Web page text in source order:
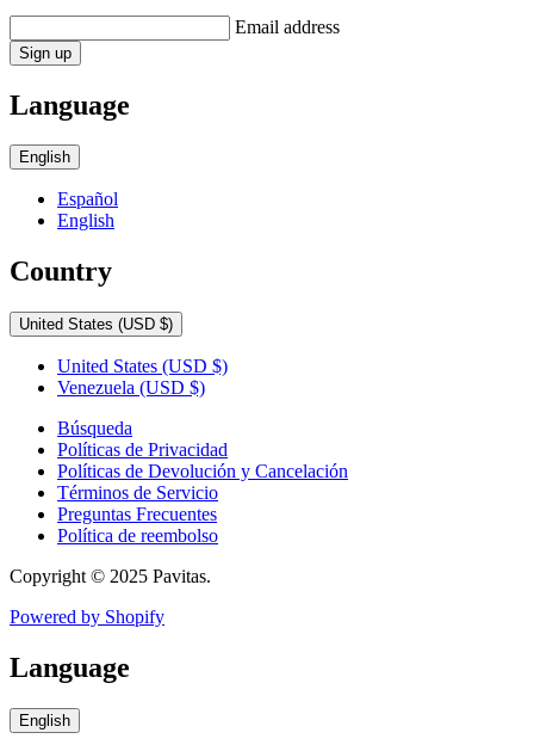
Email address
Sign up
Language
English
Español
English
Country
United States (USD $)
United States (USD $)
Venezuela (USD $)
Búsqueda
Políticas de Privacidad
Políticas de Devolución y Cancelación
Términos de Servicio
Preguntas Frecuentes
Política de reembolso
Copyright © 2025 Pavitas.
Powered by Shopify
Language
English